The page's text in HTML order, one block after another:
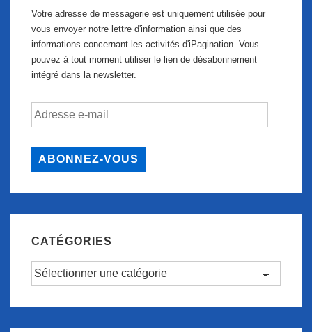
Votre adresse de messagerie est uniquement utilisée pour
vous envoyer notre lettre d'information ainsi que des
informations concernant les activités d'iPagination. Vous
pouvez à tout moment utiliser le lien de désabonnement
intégré dans la newsletter.
Adresse
ABONNEZ-VOUS
CATÉGORIES
Catégories